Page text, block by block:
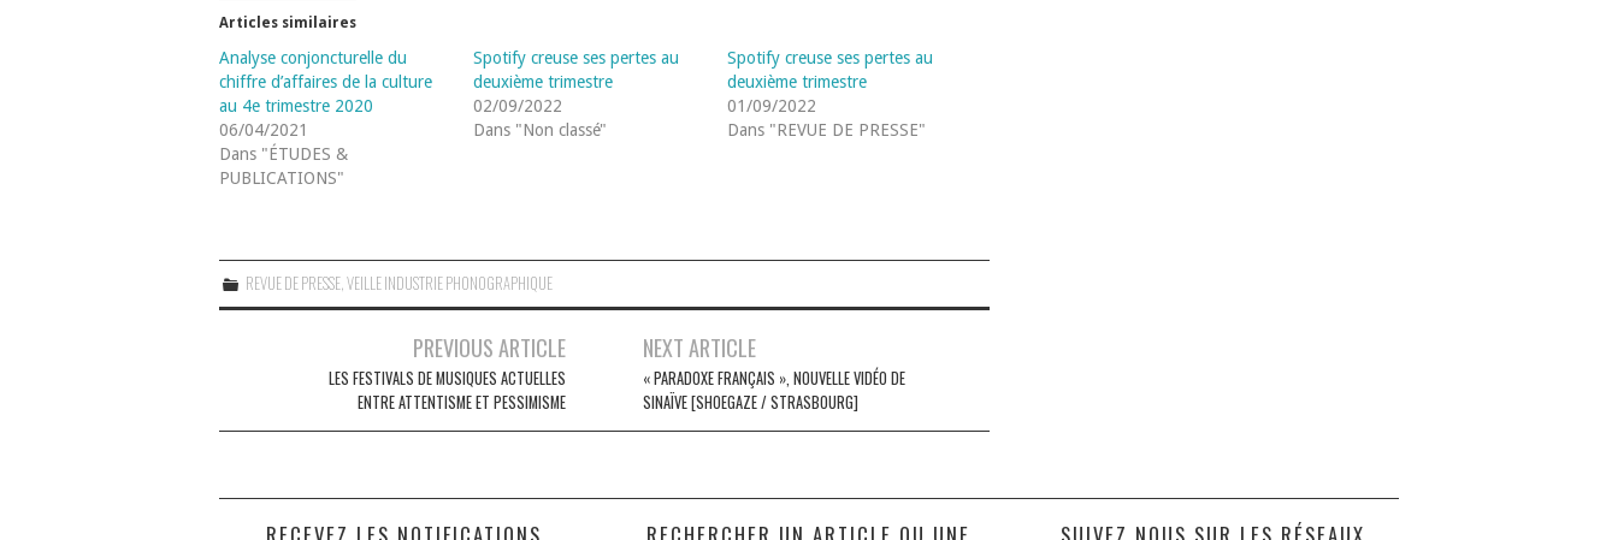
Articles similaires
Analyse conjoncturelle du
chiffre d’affaires de la culture
au 4e trimestre 2020
06/04/2021
Dans "ÉTUDES &
PUBLICATIONS"
Spotify creuse ses pertes au
deuxième trimestre
02/09/2022
Dans "Non classé"
Spotify creuse ses pertes au
deuxième trimestre
01/09/2022
Dans "REVUE DE PRESSE"
REVUE DE PRESSE,VEILLE INDUSTRIE PHONOGRAPHIQUE
PREVIOUS ARTICLE
LES FESTIVALS DE MUSIQUES ACTUELLES
ENTRE ATTENTISME ET PESSIMISME
NEXT ARTICLE
« PARADOXE FRANÇAIS », NOUVELLE VIDÉO DE
SINAÏVE [SHOEGAZE / STRASBOURG]